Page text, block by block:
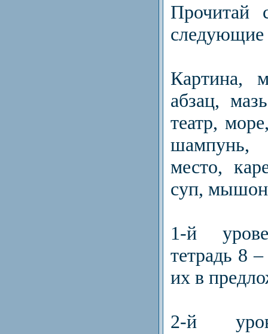
Прочитай
следующие
Картина,
абзац,
театр,
шампунь,
место,
суп,
1-й
тетрадь 8
их в
2-й